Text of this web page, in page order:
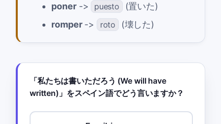
poner-> puesto
(置いた)
romper-> roto (壊した)
「私たちは書いただろう (We will have
written)」をスペイン語でどう言いますか？